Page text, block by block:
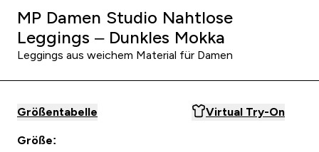
MP Damen Studio Nahtlose
Leggings – Dunkles Mokka
Leggings aus weichem Material für Damen
Größentabelle Virtual Try-On
Größe: